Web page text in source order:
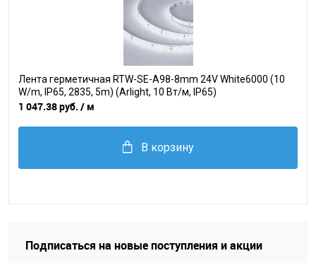
Лента герметичная RTW-SE-A98-8mm 24V White6000 (10
W/m, IP65, 2835, 5m) (Arlight, 10 Вт/м, IP65)
1 047.38 руб. / м
В корзину
Подписаться на новые поступления и акции